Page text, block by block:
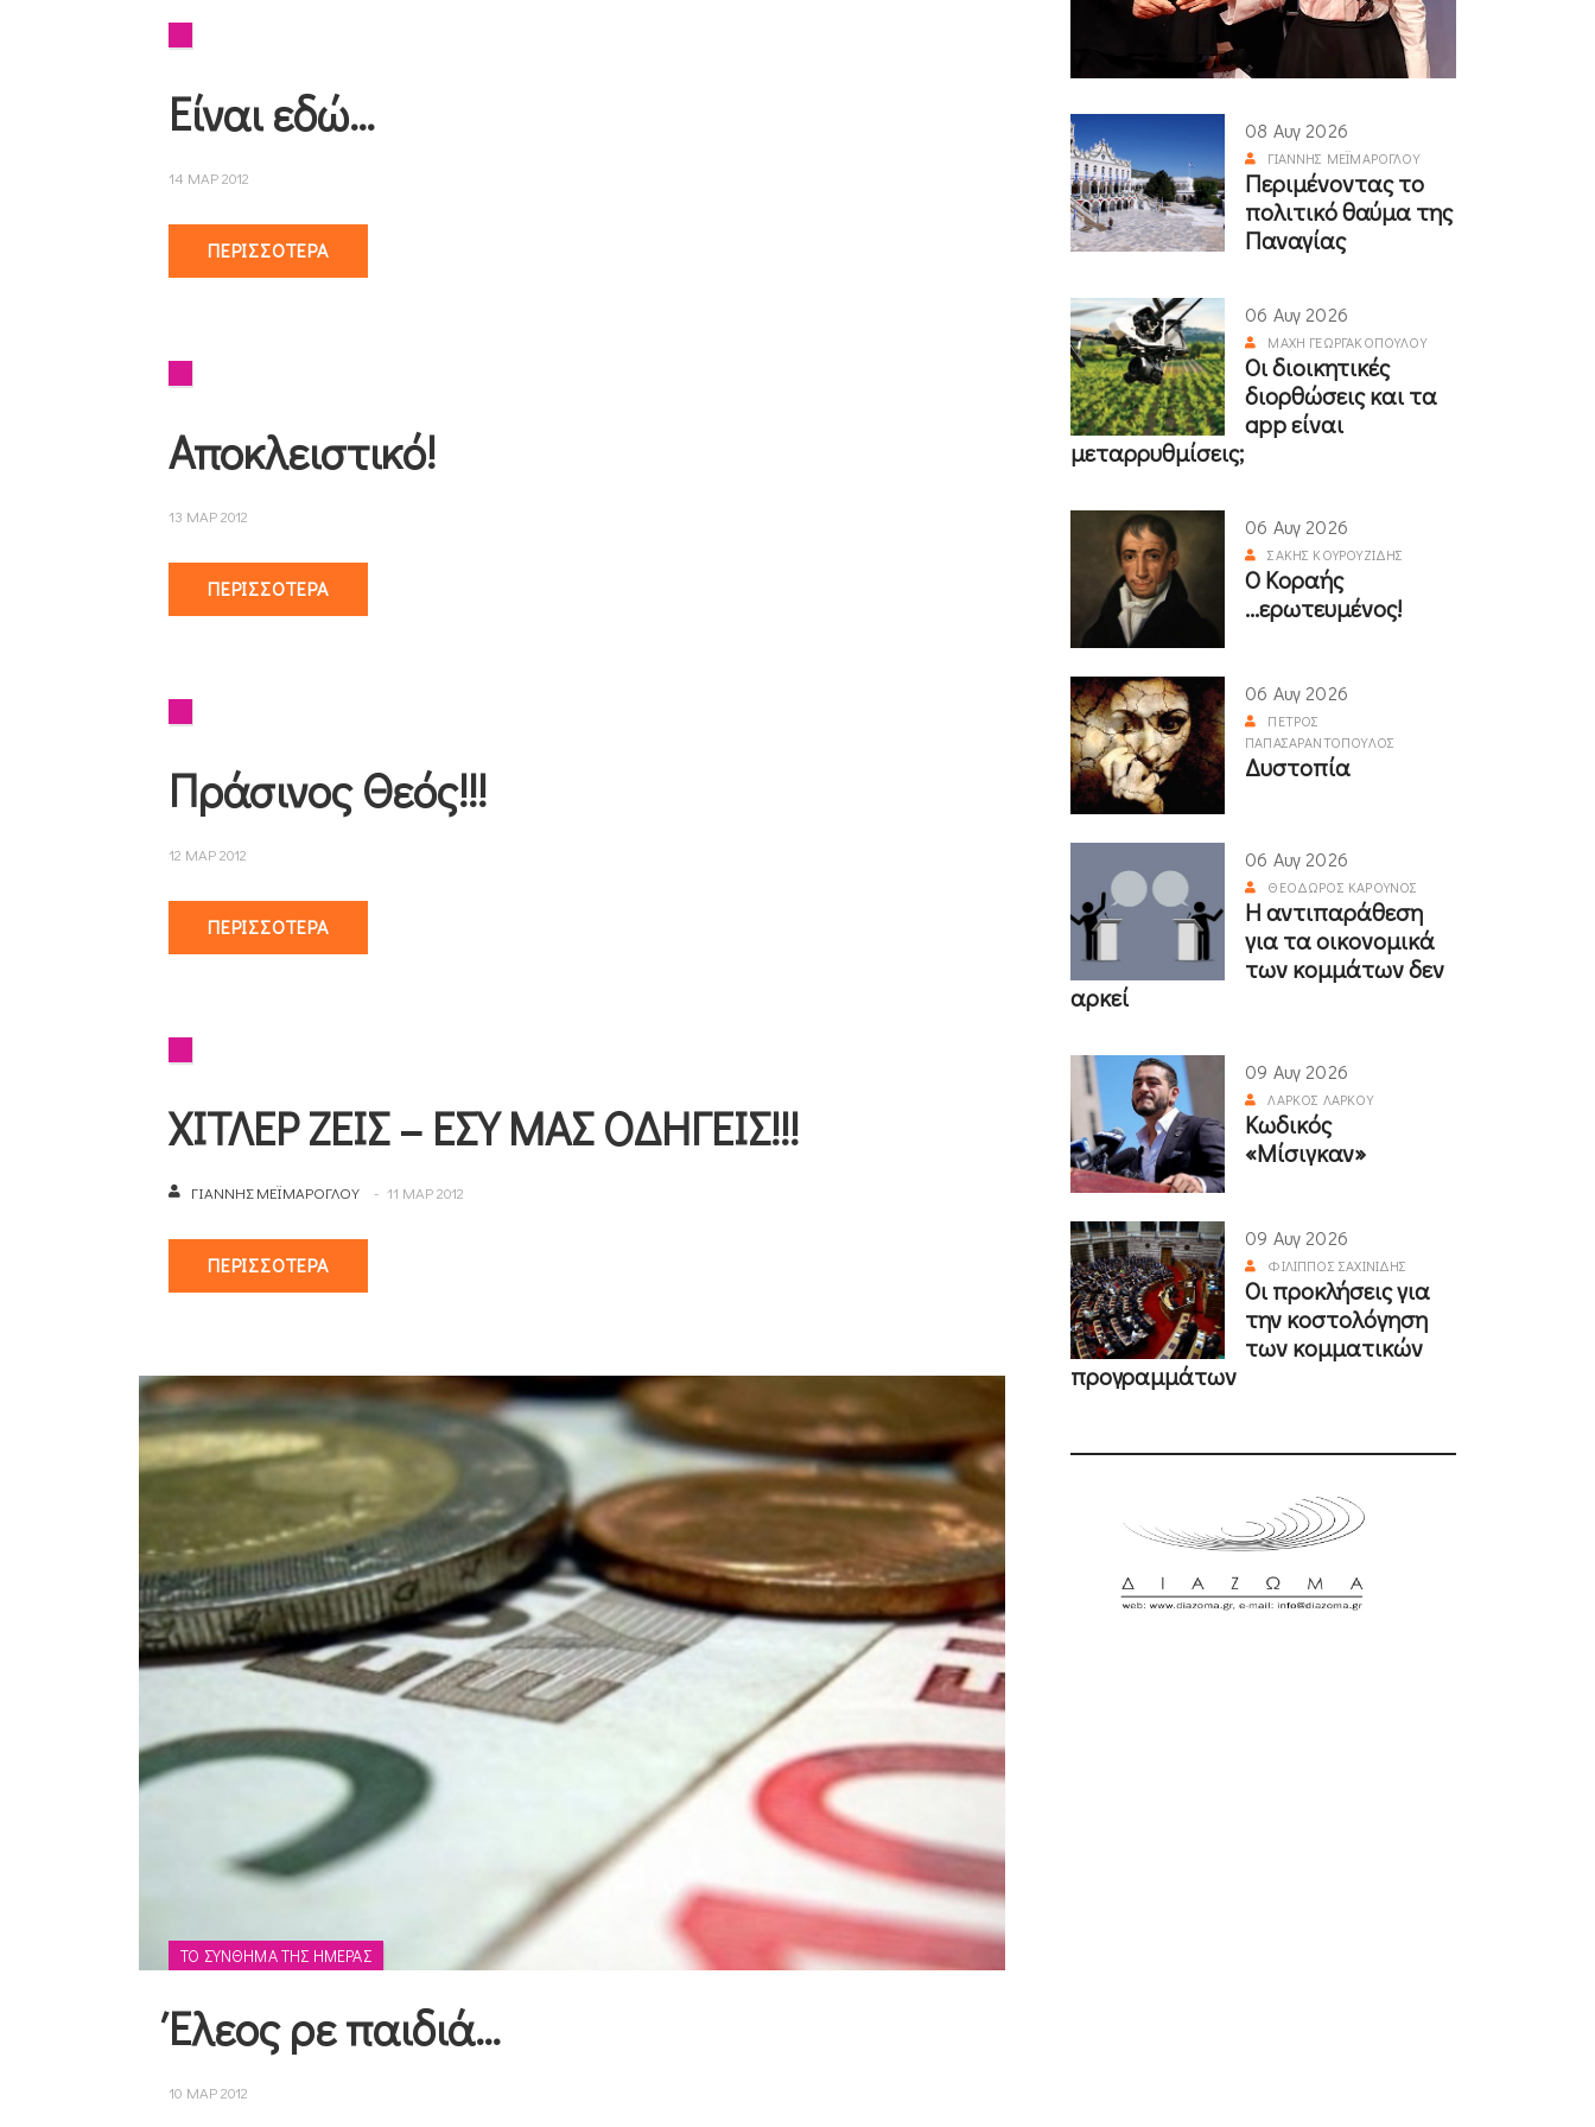
Είναι εδώ…
14 ΜΑΡ 2012
ΠΕΡΙΣΣΌΤΕΡΑ
Αποκλειστικό!
13 ΜΑΡ 2012
ΠΕΡΙΣΣΌΤΕΡΑ
Πράσινος Θεός!!!
12 ΜΑΡ 2012
ΠΕΡΙΣΣΌΤΕΡΑ
ΧΙΤΛΕΡ ΖΕΙΣ – ΕΣΥ ΜΑΣ ΟΔΗΓΕΙΣ!!!
ΓΙΆΝΝΗΣ ΜΕΪΜΆΡΟΓΛΟΥ 11 ΜΑΡ 2012
ΠΕΡΙΣΣΌΤΕΡΑ
ΤΟ ΣΎΝΘΗΜΑ ΤΗΣ ΗΜΈΡΑΣ
Έλεος ρε παιδιά…
10 ΜΑΡ 2012
08 Αυγ 2026
ΓΙΆΝΝΗΣ ΜΕΪΜΆΡΟΓΛΟΥ
Περιμένοντας το
πολιτικό θαύμα της
Παναγίας
06 Αυγ 2026
ΜΆΧΗ ΓΕΩΡΓΑΚΟΠΟΎΛΟΥ
Οι διοικητικές
διορθώσεις και τα
app είναι
μεταρρυθμίσεις;
06 Αυγ 2026
ΣΆΚΗΣ ΚΟΥΡΟΥΖΊΔΗΣ
Ο Κοραής
...ερωτευμένος!
06 Αυγ 2026
ΠΈΤΡΟΣ
ΠΑΠΑΣΑΡΑΝΤΌΠΟΥΛΟΣ
Δυστοπία
06 Αυγ 2026
ΘΕΌΔΩΡΟΣ ΚΑΡΟΎΝΟΣ
Η αντιπαράθεση
για τα οικονομικά
των κομμάτων δεν
αρκεί
09 Αυγ 2026
ΛΆΡΚΟΣ ΛΆΡΚΟΥ
Κωδικός
«Μίσιγκαν»
09 Αυγ 2026
ΦΊΛΙΠΠΟΣ ΣΑΧΙΝΊΔΗΣ
Οι προκλήσεις για
την κοστολόγηση
των κομματικών
προγραμμάτων